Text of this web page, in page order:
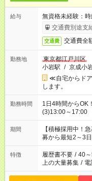
給与
無資格未経験：
交通費別途支
交通費 交通費全
勤務地
東京都江戸川区
小岩駅 / 京成小
≪自宅からド
します。
勤務時間
1日4時間からOK！ ■シフト例 (1)8:00～12:00 (2)10:00～14:00
(3)13:00～17:00 「子どもたちが学校に行く間だけ働きたい」
「余裕を持って
はプライベート
いね。 ※Wワーク希望の方へ 今ご覧のお仕事で希望する勤務時
間と、もう1つの
場合は応募でき
期間
【積極採用中！
募から最短2～3
特徴 履歴書不要 / 40
上の大量募集 / 電